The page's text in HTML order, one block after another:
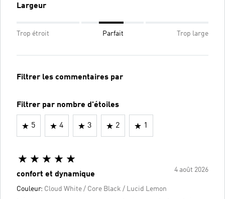
Largeur
Trop étroit Parfait Trop large
Filtrer les commentaires par
Filtrer par nombre d'étoiles
5 4 3 2 1
4 août 2026
confort et dynamique
Couleur: Cloud White / Core Black / Lucid Lemon